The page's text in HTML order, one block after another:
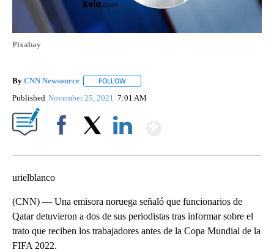
Pixabay
By CNN Newsource FOLLOW
Published November 25, 2021 7:01 AM
urielblanco
(CNN) — Una emisora noruega señaló que funcionarios de
Qatar detuvieron a dos de sus periodistas tras informar sobre el
trato que reciben los trabajadores antes de la Copa Mundial de la
FIFA 2022.